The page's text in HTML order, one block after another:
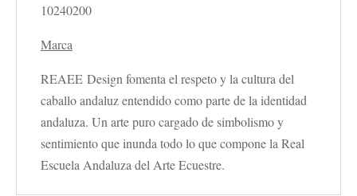
10240200
Marca
REAEE Design fomenta el respeto y la cultura del
caballo andaluz entendido como parte de la identidad
andaluza. Un arte puro cargado de simbolismo y
sentimiento que inunda todo lo que compone la Real
Escuela Andaluza del Arte Ecuestre.